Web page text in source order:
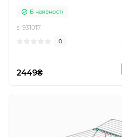
В наявності
s-931017
0
2449₴